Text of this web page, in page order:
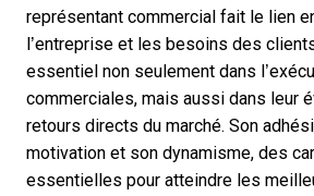
représentant commercial fait le lien
l’entreprise et les besoins des
essentiel non seulement dans
commerciales, mais aussi dans leur
retours directs du marché. Son
motivation et son dynamisme, des
essentielles pour atteindre les